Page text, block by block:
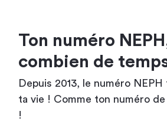
Ton numéro
combien de
Depuis 2013, le numéro
ta vie ! Comme ton numéro
!